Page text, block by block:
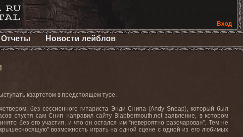
Вход
Отчеты Новости лейблов
квартетом в предстоящем туре.
, без сессионного гитариста Энди Снипа (Andy Sneap),который был
спустя сам Снип направил сайту Blabbermouth.net заявление, в котором
без его участия, и что он остался им “невероятно разочарован”. Тем не
возможность играть на одной сцене с одной из его любимых